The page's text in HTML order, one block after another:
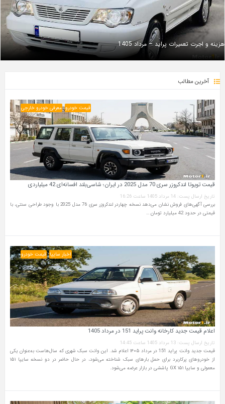
هزینه و اجرت تعمیرات پراید – مرداد 1405
آخرین مطالب
قیمت خودرو معرفی خودرو خارجی
قیمت تویوتا لندکروزر سری 70 مدل 2025 در ایران؛ شاسی‌بلند افسانه‌ای 42 میلیاردی
تاریخ ارسال پست: 14 مرداد 1405 ساعت 16:26
بررسی آگهی‌های فروش نشان می‌دهد نسخه چهاردر لندکروزر سری 76 مدل 2025 با وجود طراحی سنتی، با
قیمتی در حدود 42 میلیارد تومان …
اخبار سایپا قیمت خودرو
اعلام قیمت جدید کارخانه وانت پراید 151 در مرداد 1405
تاریخ ارسال پست: 13 مرداد 1405 ساعت 14:45
قیمت جدید وانت پراید 151 در مرداد ۱۴۰۵ اعلام شد. این وانت سبک شهری که سال‌هاست به‌عنوان یکی
از خودروهای پرکاربرد برای حمل بارهای سبک شناخته می‌شود، در حال حاضر در دو نسخه سایپا ۱۵۱
معمولی و سایپا ۱۵۱ GX پاششی در بازار عرضه می‌شود.